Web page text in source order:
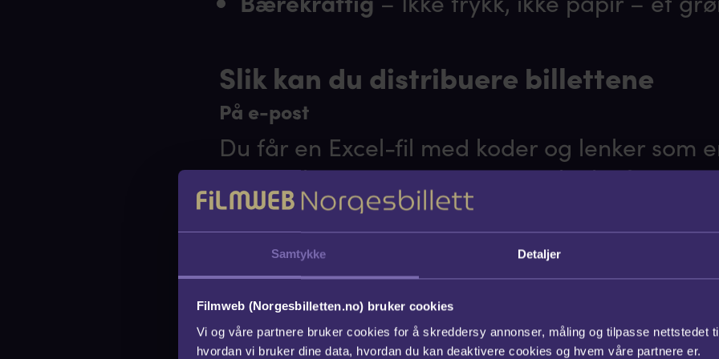
Samtykke Detaljer
Filmweb (Norgesbilletten.no) bruker cookies
Vi og våre partnere bruker cookies for å skreddersy annonser, måling og tilpasse nettstedet
hvordan vi bruker dine data, hvordan du kan deaktivere cookies og hvem våre partnere er.
Slik kan du distribuere billettene
På e-post
Du får en Excel-fil med koder og lenker som
deles eller sendes videre. Hver lenke åpner
brukervennlig billettside med koden.
Via SMS
Vi kan sende billettene direkte til mottakerne
Meldingen kan tilpasses med bedriftens